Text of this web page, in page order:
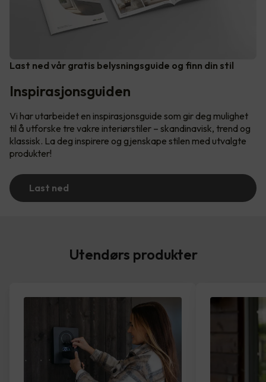
Last ned vår gratis belysningsguide og finn din stil
Inspirasjonsguiden
Vi har utarbeidet en inspirasjonsguide som gir deg mulighet
til å utforske tre vakre interiørstiler – skandinavisk, trend og
klassisk. La deg inspirere og gjenskape stilen med utvalgte
produkter!
Last ned
Utendørs produkter